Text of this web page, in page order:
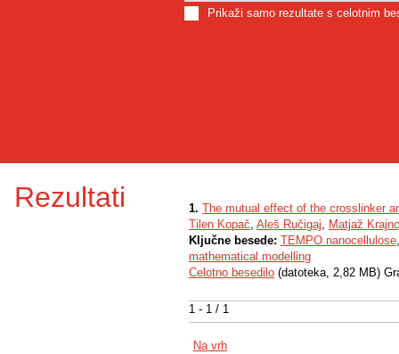
Prikaži samo rezultate s celotnim
Rezultati
1 - 1 / 1
1. The mutual effect of the crosslinker
Tilen Kopač, Aleš Ručigaj, Matjaž Krajnc
Ključne besede: TEMPO nanocellulose
mathematical modelling
Celotno besedilo (datoteka, 2,82 MB)
Na vrh